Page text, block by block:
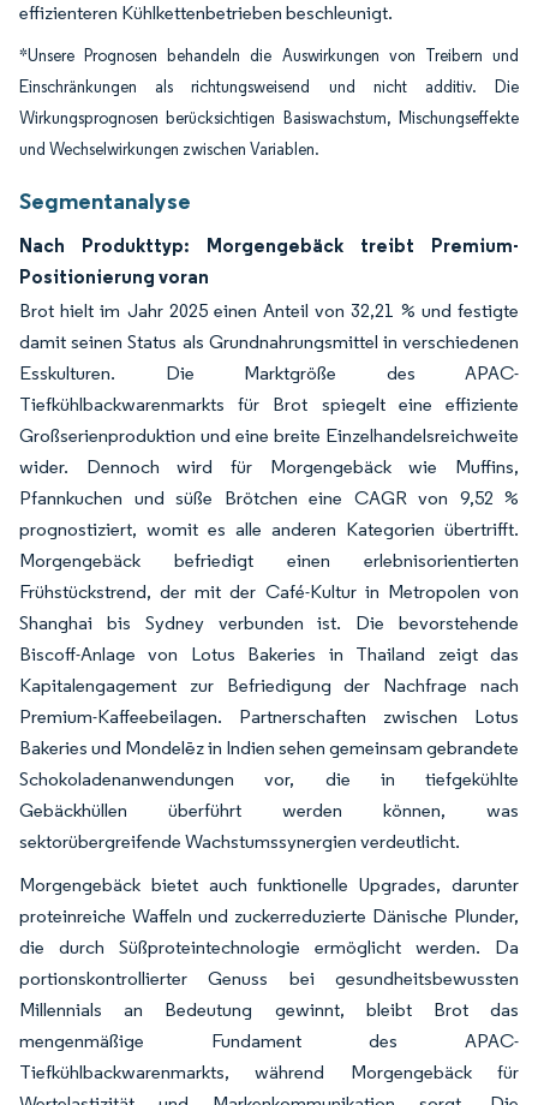
effizienteren Kühlkettenbetrieben beschleunigt.
*Unsere Prognosen behandeln die Auswirkungen von Treibern und
Einschränkungen als richtungsweisend und nicht additiv. Die
Wirkungsprognosen berücksichtigen Basiswachstum, Mischungseffekte
und Wechselwirkungen zwischen Variablen.
Segmentanalyse
Nach Produkttyp: Morgengebäck treibt Premium-
Positionierung voran
Brot hielt im Jahr 2025 einen Anteil von 32,21 % und festigte
damit seinen Status als Grundnahrungsmittel in verschiedenen
Esskulturen. Die Marktgröße des APAC-
Tiefkühlbackwarenmarkts für Brot spiegelt eine effiziente
Großserienproduktion und eine breite Einzelhandelsreichweite
wider. Dennoch wird für Morgengebäck wie Muffins,
Pfannkuchen und süße Brötchen eine CAGR von 9,52 %
prognostiziert, womit es alle anderen Kategorien übertrifft.
Morgengebäck befriedigt einen erlebnisorientierten
Frühstückstrend, der mit der Café-Kultur in Metropolen von
Shanghai bis Sydney verbunden ist. Die bevorstehende
Biscoff-Anlage von Lotus Bakeries in Thailand zeigt das
Kapitalengagement zur Befriedigung der Nachfrage nach
Premium-Kaffeebeilagen. Partnerschaften zwischen Lotus
Bakeries und Mondelēz in Indien sehen gemeinsam gebrandete
Schokoladenanwendungen vor, die in tiefgekühlte
Gebäckhüllen überführt werden können, was
sektorübergreifende Wachstumssynergien verdeutlicht.
Morgengebäck bietet auch funktionelle Upgrades, darunter
proteinreiche Waffeln und zuckerreduzierte Dänische Plunder,
die durch Süßproteintechnologie ermöglicht werden. Da
portionskontrollierter Genuss bei gesundheitsbewussten
Millennials an Bedeutung gewinnt, bleibt Brot das
mengenmäßige Fundament des APAC-
Tiefkühlbackwarenmarkts, während Morgengebäck für